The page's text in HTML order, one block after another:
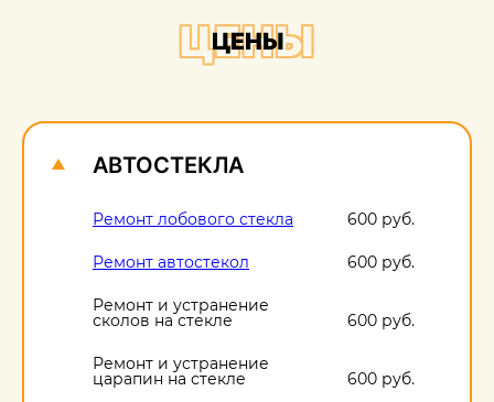
ЦЕНЫ
ЦЕНЫ
АВТОСТЕКЛА
Ремонт лобового стекла 600 руб.
Ремонт автостекол 600 руб.
Ремонт и устранение
сколов на стекле 600 руб.
Ремонт и устранение
царапин на стекле 600 руб.